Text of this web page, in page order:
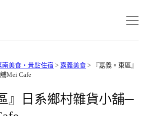
南美食‧景點住宿 > 嘉義美食 >
『嘉義。東區』
Mei Cafe
』日系鄉村雜貨小舖─